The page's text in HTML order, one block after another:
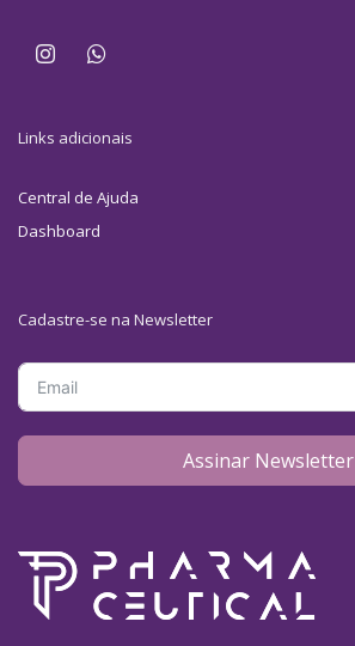
Links adicionais
Central de Ajuda
Dashboard
Cadastre-se na Newsletter
Assinar Newsletter